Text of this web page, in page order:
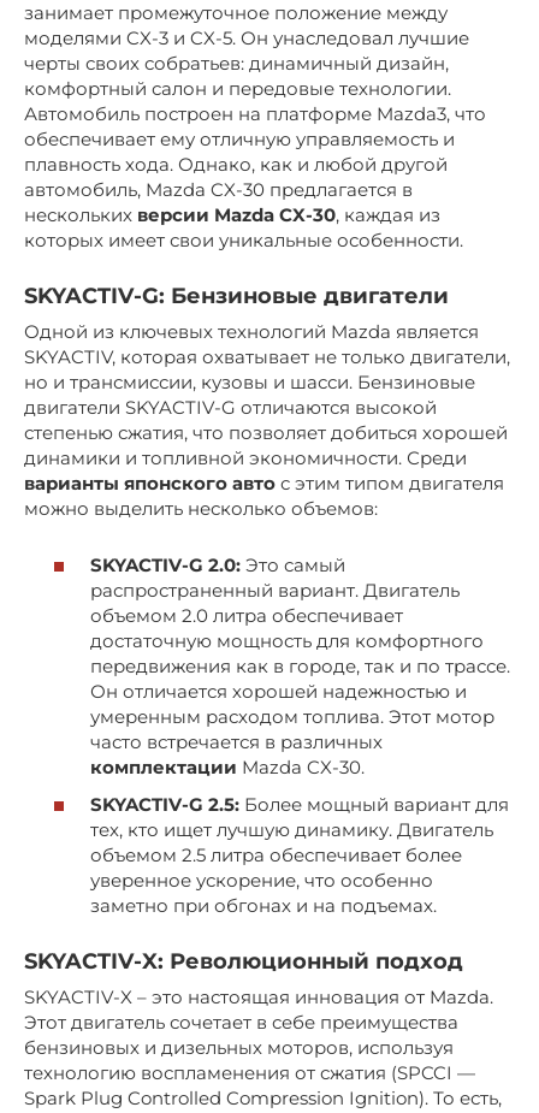
занимает промежуточное положение между
моделями CX-3 и CX-5. Он унаследовал лучшие
черты своих собратьев: динамичный дизайн,
комфортный салон и передовые технологии.
Автомобиль построен на платформе Mazda3, что
обеспечивает ему отличную управляемость и
плавность хода. Однако, как и любой другой
автомобиль, Mazda CX-30 предлагается в
нескольких версии Mazda CX-30, каждая из
которых имеет свои уникальные особенности.
SKYACTIV-G: Бензиновые двигатели
Одной из ключевых технологий Mazda является
SKYACTIV, которая охватывает не только двигатели,
но и трансмиссии, кузовы и шасси. Бензиновые
двигатели SKYACTIV-G отличаются высокой
степенью сжатия, что позволяет добиться хорошей
динамики и топливной экономичности. Среди
варианты японского авто с этим типом двигателя
можно выделить несколько объемов:
SKYACTIV-G 2.0: Это самый
распространенный вариант. Двигатель
объемом 2.0 литра обеспечивает
достаточную мощность для комфортного
передвижения как в городе, так и по трассе.
Он отличается хорошей надежностью и
умеренным расходом топлива. Этот мотор
часто встречается в различных
комплектации Mazda CX-30.
SKYACTIV-G 2.5: Более мощный вариант для
тех, кто ищет лучшую динамику. Двигатель
объемом 2.5 литра обеспечивает более
уверенное ускорение, что особенно
заметно при обгонах и на подъемах.
SKYACTIV-X: Революционный подход
SKYACTIV-X – это настоящая инновация от Mazda.
Этот двигатель сочетает в себе преимущества
бензиновых и дизельных моторов, используя
технологию воспламенения от сжатия (SPCCI —
Spark Plug Controlled Compression Ignition). То есть,